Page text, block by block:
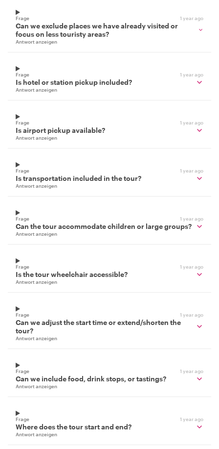
Frage 1 year ago
Can we exclude places we have already visited or
focus on less touristy areas?
Antwort anzeigen
Frage 1 year ago
Is hotel or station pickup included?
Antwort anzeigen
Frage 1 year ago
Is airport pickup available?
Antwort anzeigen
Frage 1 year ago
Is transportation included in the tour?
Antwort anzeigen
Frage 1 year ago
Can the tour accommodate children or large groups?
Antwort anzeigen
Frage 1 year ago
Is the tour wheelchair accessible?
Antwort anzeigen
Frage 1 year ago
Can we adjust the start time or extend/shorten the
tour?
Antwort anzeigen
Frage 1 year ago
Can we include food, drink stops, or tastings?
Antwort anzeigen
Frage 1 year ago
Where does the tour start and end?
Antwort anzeigen